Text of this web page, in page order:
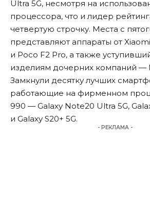
Ultra 5G, несмотря на
процессора, что и лидер
четвертую строчку. Места с
представляют аппараты от
и Poco F2 Pro, а также
изделиям дочерних компаний —
Замкнули десятку лучших
работающие на фирменном
990 — Galaxy Note20 Ultra 5G,
и Galaxy S20+ 5G.
- РЕКЛАМА -